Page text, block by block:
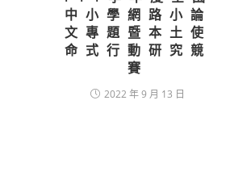
中小學網路小論
文專題暨本土使
命式行動研究競
賽
2022 年 9 月 13 日